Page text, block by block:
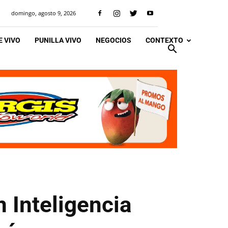
domingo, agosto 9, 2026
VIVO PUNILLA VIVO NEGOCIOS CONTEXTO
Inteligencia